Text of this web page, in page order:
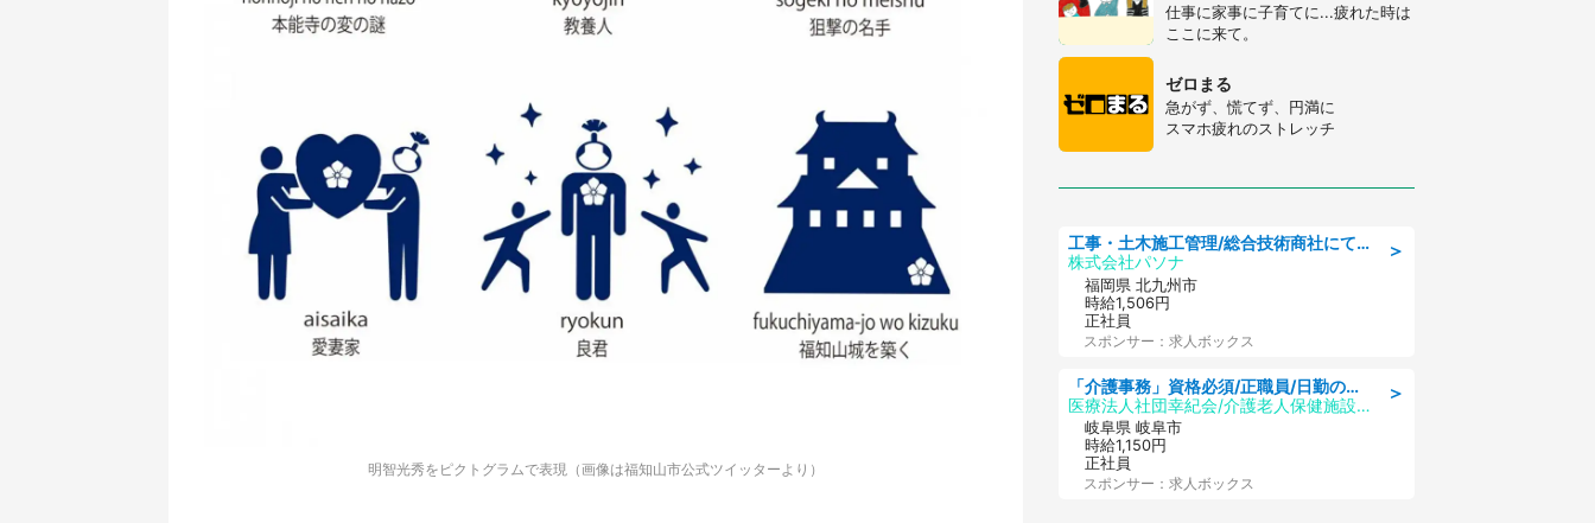
明智光秀をピクトグラムで表現（画像は福知山市公式ツイッターより）
仕事に家事に子育てに...疲れた時は
ここに来て。
ゼロまる
急がず、慌てず、円満に
スマホ疲れのストレッチ
＞
工事・土木施工管理/総合技術商社にて施工管理のお仕事/即日勤務可/車通勤可/工事・土木施工管理/生産・品質管理
株式会社パソナ
福岡県 北九州市
時給1,506円
正社員
スポンサー：求人ボックス
＞
「介護事務」資格必須/正職員/日勤のみ/介護老人保健施設
医療法人社団幸紀会/介護老人保健施設 グリーンビラ安江
岐阜県 岐阜市
時給1,150円
正社員
スポンサー：求人ボックス